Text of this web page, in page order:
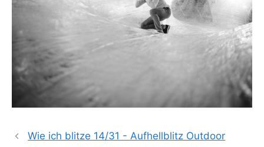
Wie ich blitze 14/31 - Aufhellblitz Outdoor